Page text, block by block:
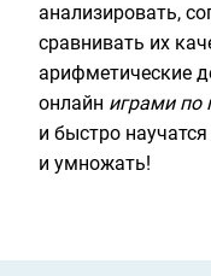
анализировать,
сравнивать их
арифметические
онлайн играми по
и быстро
и умножать!